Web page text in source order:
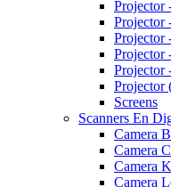
Projector
Projector
Projector
Projector
Projector
Projector
Screens
Scanners En
Camera
Camera
Camera
Camera